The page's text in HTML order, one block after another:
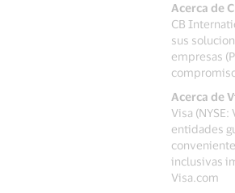
Acerca de
CB
sus
empresas
Acerca de
Visa
entidades
inclusivas
Visa.com